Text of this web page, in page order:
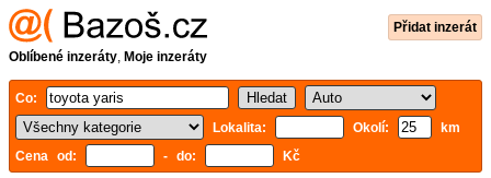
Přidat inzerát
Oblíbené inzeráty, Moje inzeráty
Co:
Lokalita:
Okolí:
km
Cena od:
- do: Kč